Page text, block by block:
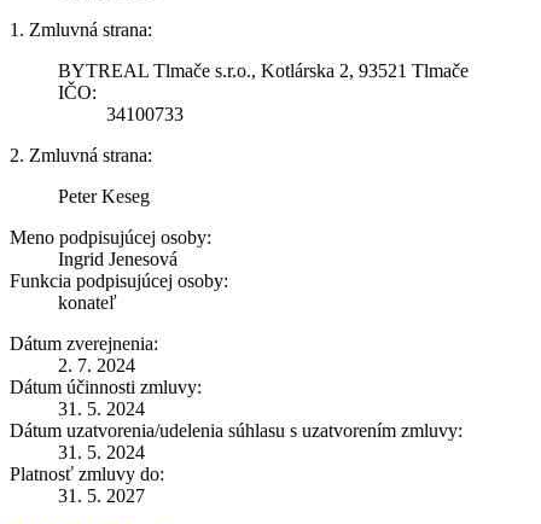
1. Zmluvná strana:
BYTREAL Tlmače s.r.o., Kotlárska 2, 93521 Tlmače
IČO:
34100733
2. Zmluvná strana:
Peter Keseg
Meno podpisujúcej osoby:
Ingrid Jenesová
Funkcia podpisujúcej osoby:
konateľ
Dátum zverejnenia:
2. 7. 2024
Dátum účinnosti zmluvy:
31. 5. 2024
Dátum uzatvorenia/udelenia súhlasu s uzatvorením zmluvy:
31. 5. 2024
Platnosť zmluvy do:
31. 5. 2027